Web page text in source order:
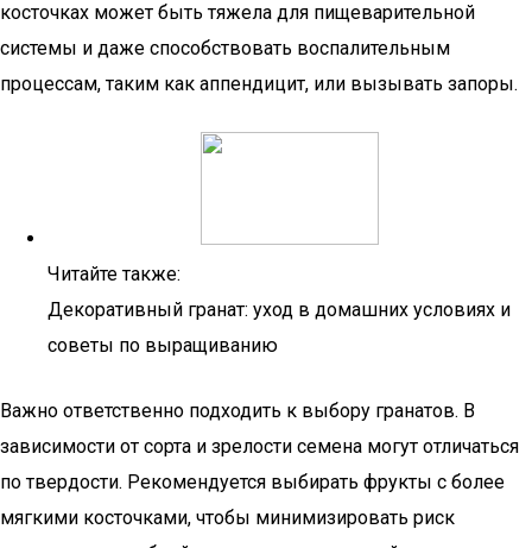
косточках может быть тяжела для пищеварительной
системы и даже способствовать воспалительным
процессам, таким как аппендицит, или вызывать запоры.
Читайте также:
Декоративный гранат: уход в домашних условиях и
советы по выращиванию
Важно ответственно подходить к выбору гранатов. В
зависимости от сорта и зрелости семена могут отличаться
по твердости. Рекомендуется выбирать фрукты с более
мягкими косточками, чтобы минимизировать риск